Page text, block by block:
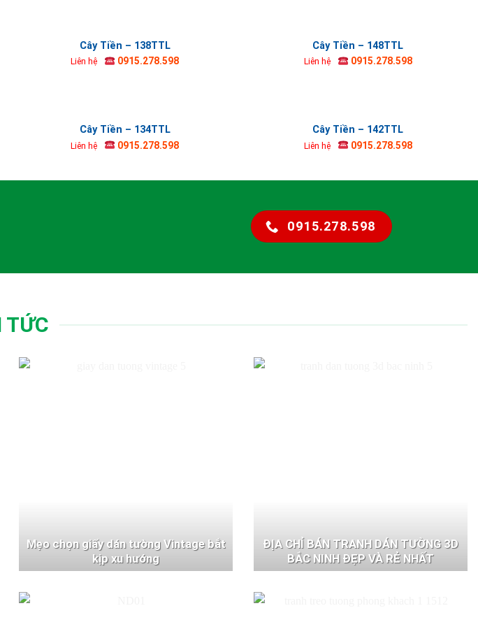
Cây Tiền – 138TTL
Liên hệ 0915.278.598
Cây Tiền – 148TTL
Liên hệ 0915.278.598
Cây Tiền – 134TTL
Liên hệ 0915.278.598
Cây Tiền – 142TTL
Liên hệ 0915.278.598
0915.278.598
TỨC
Mẹo chọn giấy dán tường Vintage bắt
kịp xu hướng
ĐỊA CHỈ BÁN TRANH DÁN TƯỜNG 3D
BẮC NINH ĐẸP VÀ RẺ NHẤT